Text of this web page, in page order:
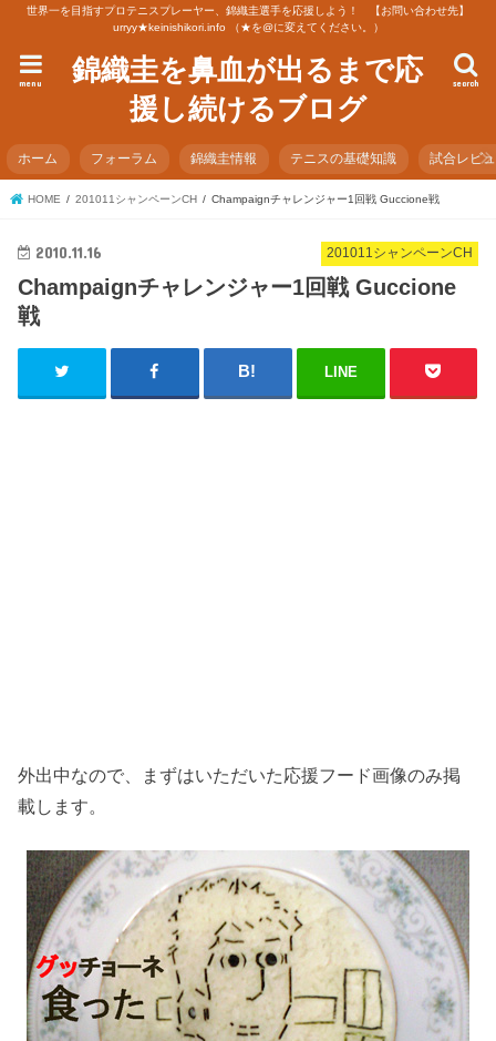
世界一を目指すプロテニスプレーヤー、錦織圭選手を応援しよう！ 【お問い合わせ先】
urryy★keinishikori.info （★を@に変えてください。）
錦織圭を鼻血が出るまで応
援し続けるブログ
search
menu
ホーム フォーラム 錦織圭情報 テニスの基礎知識 試合レビ
HOME 201011シャンペーンCH Champaignチャレンジャー1回戦 Guccione戦
201011シャンペーンCH
2010.11.16
Champaignチャレンジャー1回戦 Guccione
戦
LINE
外出中なので、まずはいただいた応援フード画像のみ掲
載します。